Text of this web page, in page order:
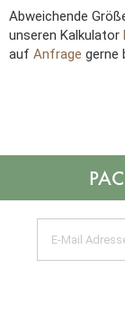
Abweichende
unseren Kalkulator
auf Anfrage gerne